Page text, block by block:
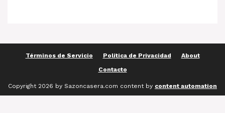
Términos de Servicio Política de Privacidad
About
Contacto
Copyright 2026 by Sazoncasera.com content by content automation